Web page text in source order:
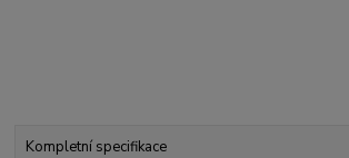
Kompletní specifikace